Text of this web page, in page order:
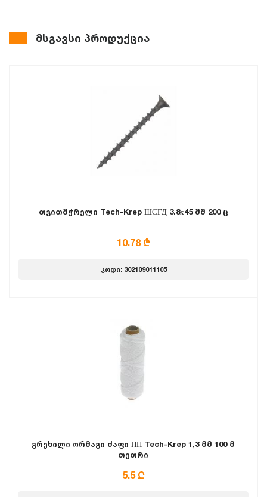
მსგავსი პროდუქცია
თვითმჭრელი Tech-Krep ШСГД 3.8х45 მმ 200 ც
10.78 ₾
კოდი: 302109011105
გრეხილი ორმაგი ძაფი ПП Tech-Krep 1,3 მმ 100 მ
თეთრი
5.5 ₾